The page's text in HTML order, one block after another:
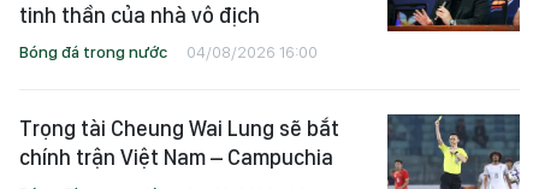
tinh thần của nhà vô địch
Bóng đá trong nước 04/08/2026 16:00
Trọng tài Cheung Wai Lung sẽ bắt
chính trận Việt Nam – Campuchia